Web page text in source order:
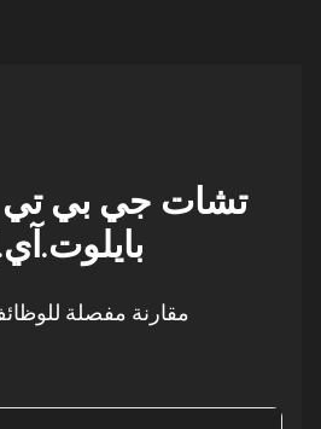
تشات جي بي تي
مقارنة مفصلة